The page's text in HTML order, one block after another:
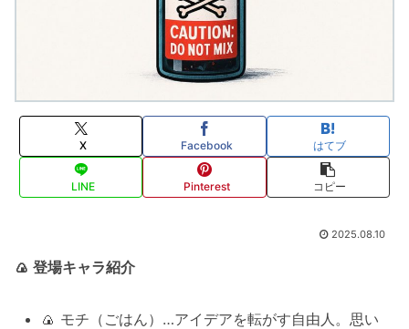
X Facebook はてブ
LINE Pinterest コピー
2025.08.10
🍙 登場キャラ紹介
🍙 モチ（ごはん）…アイデアを転がす自由人。思い